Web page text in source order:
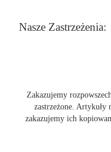
Nasze Zastrzeżenia:
Zakazujemy
zastrzeżone. Artykuły
zakazujemy ich